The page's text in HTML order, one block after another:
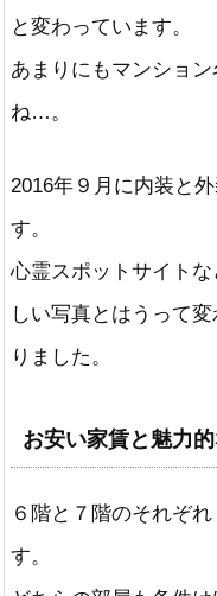
と変わっています。
あまりにもマンショ
ね…。
2016年９月に内装と
す。
心霊スポットサイト
しい写真とはうって
りました。
お安い家賃と魅力
６階と７階のそれぞ
す。